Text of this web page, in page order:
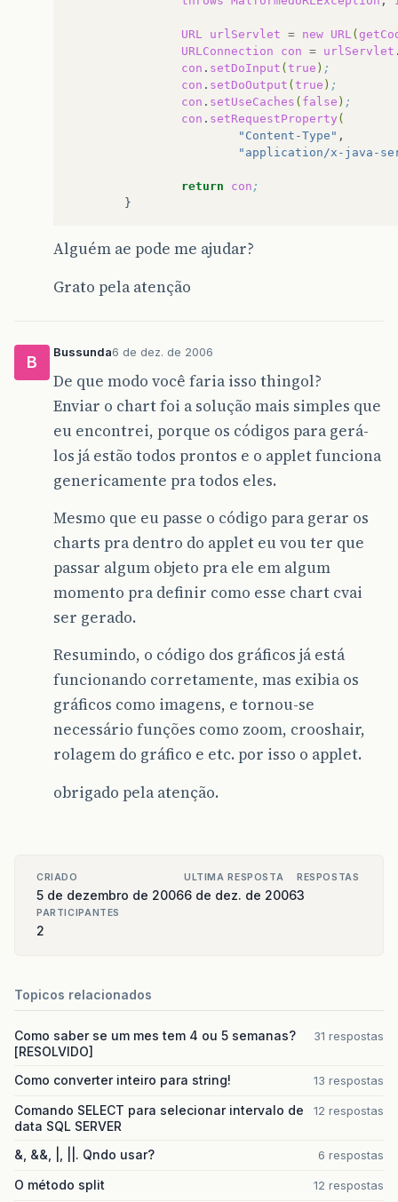
URL urlServlet = new URL(
URLConnection
con = urlServlet
con . setDoInput ( true ) ;
con . setDoOutput ( true ) ;
con . setUseCaches ( false ) ;
con . setRequestProperty (
"Content-Type"
"application/x-java-
return con ;
Alguém ae pode me ajudar?
Grato pela atenção
B
Bussunda6 de dez. de 2006
De que modo você faria isso thingol?
Enviar o chart foi a solução mais simples que
eu encontrei, porque os códigos para gerá-
los já estão todos prontos e o applet funciona
genericamente pra todos eles.
Mesmo que eu passe o código para gerar os
charts pra dentro do applet eu vou ter que
passar algum objeto pra ele em algum
momento pra definir como esse chart cvai
ser gerado.
Resumindo, o código dos gráficos já está
funcionando corretamente, mas exibia os
gráficos como imagens, e tornou-se
necessário funções como zoom, crooshair,
rolagem do gráfico e etc. por isso o applet.
obrigado pela atenção.
CRIADO
5 de dezembro de 2006
ULTIMA RESPOSTA
6 de dez. de 2006
RESPOSTAS
3
PARTICIPANTES
2
Topicos relacionados
Como saber se um mes tem 4 ou 5 semanas?
[RESOLVIDO]
31 respostas
Como converter inteiro para string! 13 respostas
Comando SELECT para selecionar intervalo de
data SQL SERVER
12 respostas
&, &&, |, ||. Qndo usar? 6 respostas
O método split 12 respostas